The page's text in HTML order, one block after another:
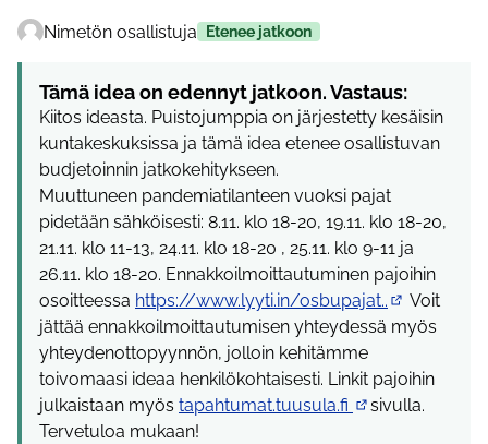
Nimetön osallistuja Etenee jatkoon
Tämä idea on edennyt jatkoon. Vastaus:
Kiitos ideasta. Puistojumppia on järjestetty kesäisin
kuntakeskuksissa ja tämä idea etenee osallistuvan
budjetoinnin jatkokehitykseen.
Muuttuneen pandemiatilanteen vuoksi pajat
pidetään sähköisesti: 8.11. klo 18-20, 19.11. klo 18-20,
21.11. klo 11-13, 24.11. klo 18-20 , 25.11. klo 9-11 ja
26.11. klo 18-20. Ennakkoilmoittautuminen pajoihin
osoitteessa https://www.lyyti.in/osbupajat..
(Ulkoinen
Voit
jättää ennakkoilmoittautumisen yhteydessä myös
yhteydenottopyynnön, jolloin kehitämme
toivomaasi ideaa henkilökohtaisesti. Linkit pajoihin
julkaistaan myös tapahtumat.tuusula.fi
sivulla.
Tervetuloa mukaan!